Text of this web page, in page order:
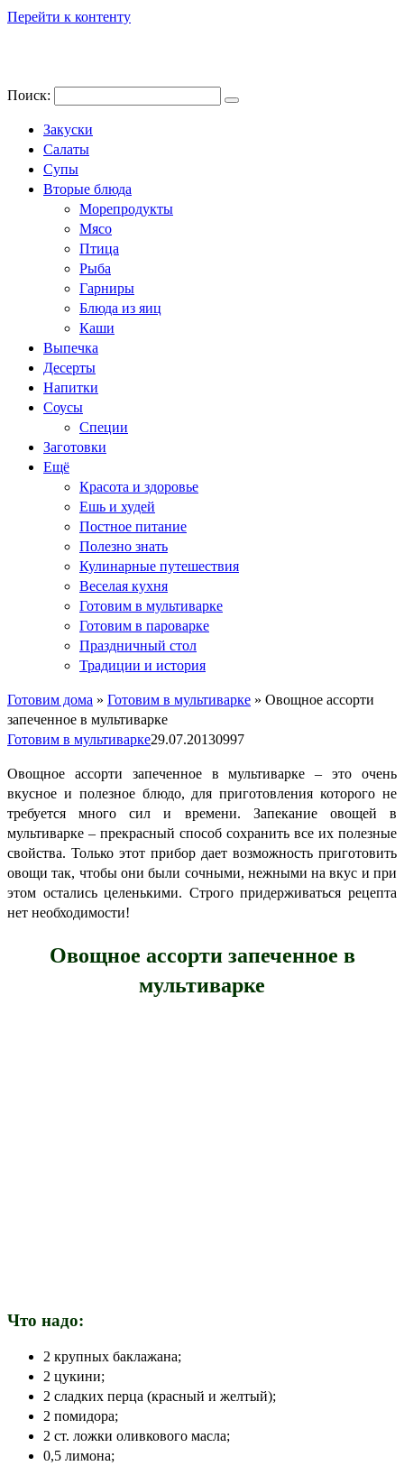
Перейти к контенту
Поиск:
Закуски
Салаты
Супы
Вторые блюда
Морепродукты
Мясо
Птица
Рыба
Гарниры
Блюда из яиц
Каши
Выпечка
Десерты
Напитки
Соусы
Специи
Заготовки
Ещё
Красота и здоровье
Ешь и худей
Постное питание
Полезно знать
Кулинарные путешествия
Веселая кухня
Готовим в мультиварке
Готовим в пароварке
Праздничный стол
Традиции и история
Готовим дома » Готовим в мультиварке » Овощное ассорти
запеченное в мультиварке
Готовим в мультиварке29.07.20130997
Овощное ассорти запеченное в мультиварке – это очень
вкусное и полезное блюдо, для приготовления которого не
требуется много сил и времени. Запекание овощей в
мультиварке – прекрасный способ сохранить все их полезные
свойства. Только этот прибор дает возможность приготовить
овощи так, чтобы они были сочными, нежными на вкус и при
этом остались целенькими. Строго придерживаться рецепта
нет необходимости!
Овощное ассорти запеченное в
мультиварке
Что надо:
2 крупных баклажана;
2 цукини;
2 сладких перца (красный и желтый);
2 помидора;
2 ст. ложки оливкового масла;
0,5 лимона;